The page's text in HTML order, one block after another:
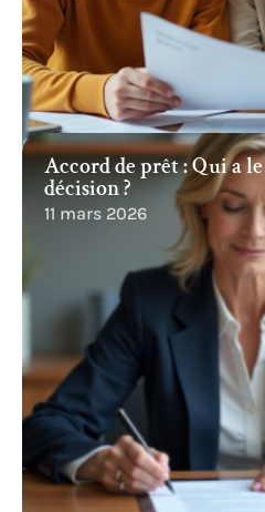
Accord de prêt : Qui a
décision ?
11 mars 2026